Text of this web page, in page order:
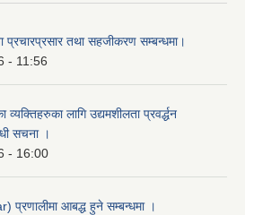
तथा सहजीकरण सम्बन्धमा।
- 11:56
व्यक्तिहरुका लागि उद्यमशीलता प्रवर्द्धन
सचना ।
- 16:00
आबद्ध हुने सम्बन्धमा ।